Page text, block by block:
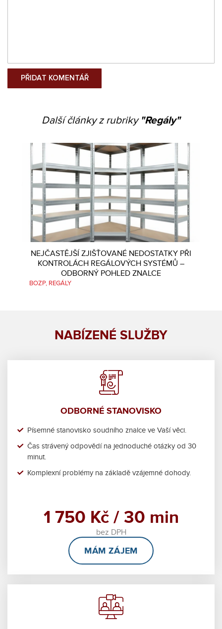
Další články z rubriky "Regály"
NEJČASTĚJŠÍ ZJIŠŤOVANÉ NEDOSTATKY PŘI
KONTROLÁCH REGÁLOVÝCH SYSTÉMŮ –
ODBORNÝ POHLED ZNALCE
BOZP REGÁLY
NABÍZENÉ SLUŽBY
ODBORNÉ STANOVISKO
Písemné stanovisko soudního znalce ve Vaší věci.
Čas strávený odpovědí na jednoduché otázky od 30
minut.
Komplexní problémy na základě vzájemné dohody.
1 750 Kč / 30 min
bez DPH
MÁM ZÁJEM